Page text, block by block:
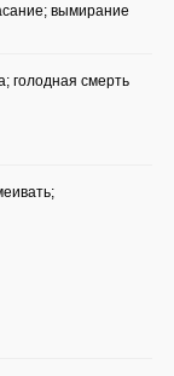
вымирание
голодная смерть